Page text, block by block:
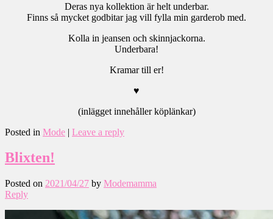
Deras nya kollektion är helt underbar.
Finns så mycket godbitar jag vill fylla min garderob med.
Kolla in jeansen och skinnjackorna.
Underbara!
Kramar till er!
♥
(inlägget innehåller köplänkar)
Posted in Mode | Leave a reply
Blixten!
Posted on 2021/04/27 by Modemamma
Reply